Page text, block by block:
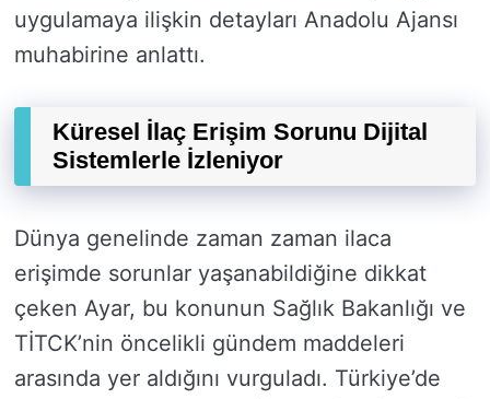
uygulamaya ilişkin detayları Anadolu Ajansı
muhabirine anlattı.
Küresel İlaç Erişim Sorunu Dijital
Sistemlerle İzleniyor
Dünya genelinde zaman zaman ilaca
erişimde sorunlar yaşanabildiğine dikkat
çeken Ayar, bu konunun Sağlık Bakanlığı ve
TİTCK’nin öncelikli gündem maddeleri
arasında yer aldığını vurguladı. Türkiye’de